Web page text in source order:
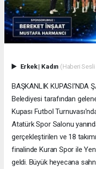
Erkek| Kadın (Haberi
BAŞKANLIK KUPASI'NDA
Belediyesi tarafından
Kupası Futbol
Atatürk Spor Salonu
gerçekleştirilen ve 18
finalinde Kuran Spor ile
geldi. Büyük heyecana